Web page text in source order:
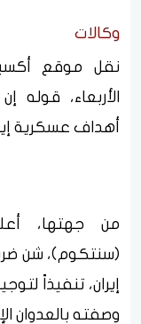
وكالات
نقل موقع
الأربعاء،
أهداف عسكرية
من جهتها،
(سنتكوم)، شن
إيران، تنفيذاً
وصفته بالعدوان